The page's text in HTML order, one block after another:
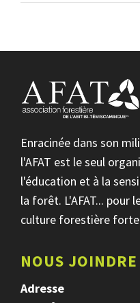
Enracinée dans son
l'AFAT est le seul
l'éducation et à la
la forêt. L'AFAT... pour
culture forestière
NOUS JOINDRE
Adresse